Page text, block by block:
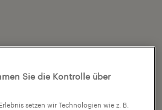
Sie die Kontrolle über
setzen wir Technologien wie z. B.